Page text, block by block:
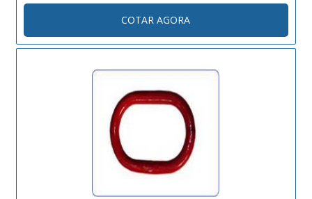
monta carga é desenvolvido para proporcionar
comodidade e ótimo para agilizar processos de
transporte de pequen....
COTAR AGORA